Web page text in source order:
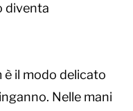
diventa
è il modo delicato
Nelle mani